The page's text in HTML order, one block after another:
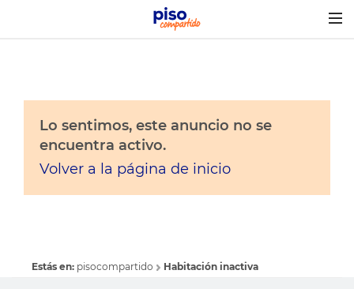
Lo sentimos, este anuncio no se
encuentra activo.
Volver a la página de inicio
Estás en: pisocompartido Habitación inactiva